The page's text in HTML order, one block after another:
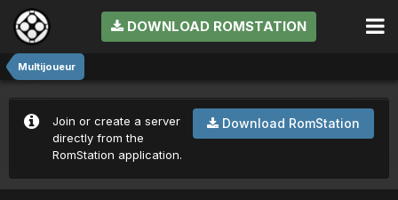
DOWNLOAD ROMSTATION
Multijoueur
Download RomStation
Join or create a server
directly from the
RomStation application.